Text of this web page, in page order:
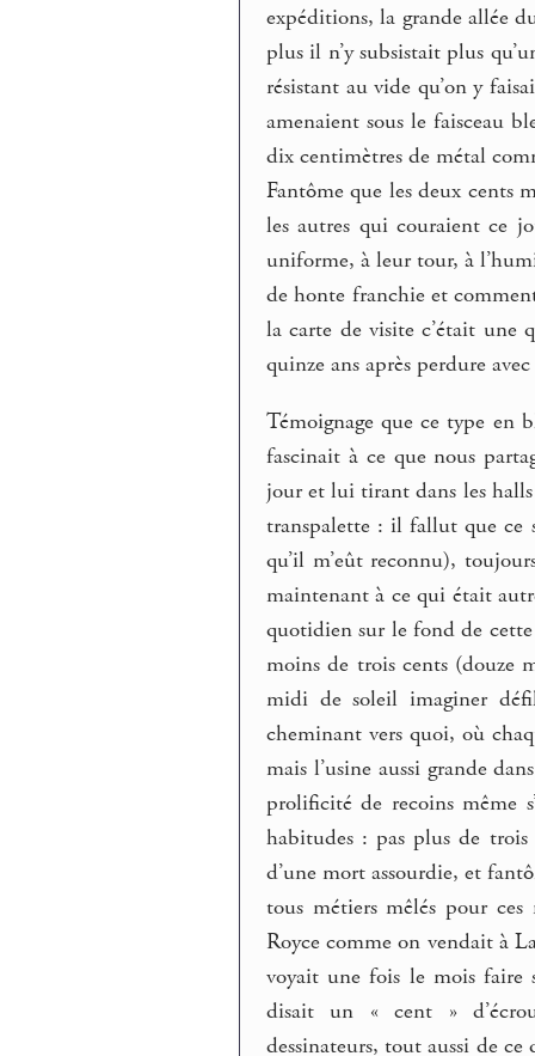
expéditions, la grande allée
plus il n’y subsistait plus
résistant au vide qu’on y
amenaient sous le faisceau
dix centimètres de métal
Fantôme que les deux cents
les autres qui couraient ce
uniforme, à leur tour, à
de honte franchie et
la carte de visite c’était une
quinze ans après perdure
Témoignage que ce type en
fascinait à ce que nous
jour et lui tirant dans les
transpalette : il fallut que ce
qu’il m’eût reconnu),
maintenant à ce qui était
quotidien sur le fond de
moins de trois cents (douze
midi de soleil imaginer
cheminant vers quoi, où
mais l’usine aussi grande
prolificité de recoins même
habitudes : pas plus de
d’une mort assourdie, et
tous métiers mêlés pour
Royce comme on vendait à
voyait une fois le mois faire
disait un « cent »
dessinateurs, tout aussi de